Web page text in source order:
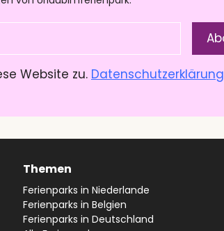
Website zu. Datenschutzerklärung
Themen
Ferienparks in Niederlande
Ferienparks in Belgien
Ferienparks in Deutschland